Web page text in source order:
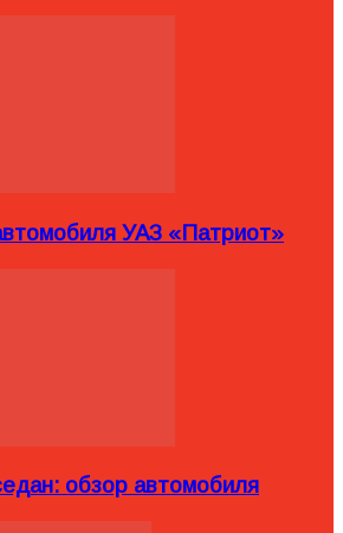
УАЗ «Патриот»
обзор автомобиля